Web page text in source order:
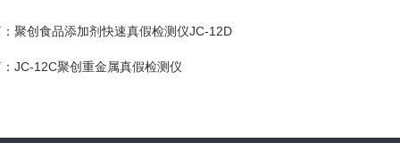
聚创食品添加剂快速真假检测仪JC-12D
JC-12C聚创重金属真假检测仪